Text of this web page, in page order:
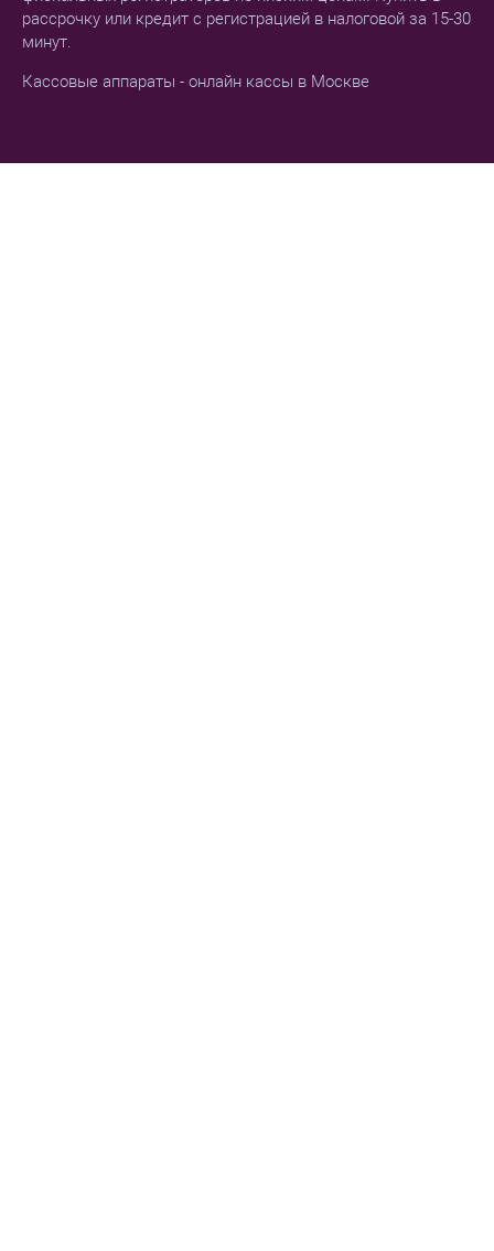
рассрочку или кредит с регистрацией в налоговой за 15-30
минут.
Кассовые аппараты - онлайн кассы в Москве